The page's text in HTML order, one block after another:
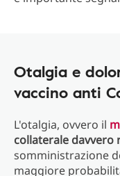
Otalgia e
vaccino anti
L'otalgia, ovvero il
collaterale davvero
somministrazione
maggiore